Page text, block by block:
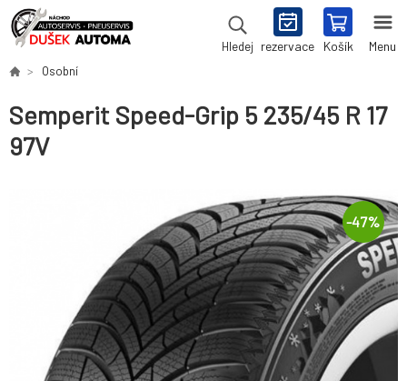
Hledej rezervace Košík Menu
Osobní
Semperit Speed-Grip 5 235/45 R 17
97V
-47%